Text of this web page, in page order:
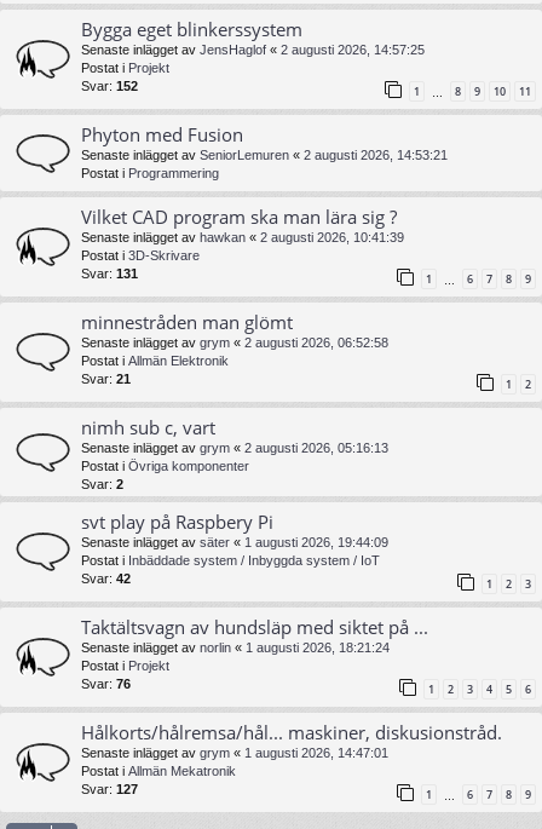
Bygga eget blinkerssystem
Senaste inlägget av JensHaglof « 2 augusti 2026, 14:57:25
Postat i Projekt
Svar: 152 1 8 9 10 11
Phyton med Fusion
Senaste inlägget av SeniorLemuren « 2 augusti 2026, 14:53:21
Postat i Programmering
Vilket CAD program ska man lära sig ?
Senaste inlägget av hawkan « 2 augusti 2026, 10:41:39
Postat i 3D-Skrivare
Svar: 131 1 … 6 7 8 9
minnestråden man glömt
Senaste inlägget av grym « 2 augusti 2026, 06:52:58
Postat i Allmän Elektronik
Svar: 21 1 2
nimh sub c, vart
Senaste inlägget av grym « 2 augusti 2026, 05:16:13
Postat i Övriga komponenter
Svar: 2
svt play på Raspbery Pi
Senaste inlägget av säter « 1 augusti 2026, 19:44:09
Postat i Inbäddade system / Inbyggda system / IoT
Svar: 42 1 2 3
Taktältsvagn av hundsläp med siktet på ...
Senaste inlägget av norlin « 1 augusti 2026, 18:21:24
Postat i Projekt
Svar: 76 1 2 3 4 5 6
Hålkorts/hålremsa/hål... maskiner, diskusionstråd.
Senaste inlägget av grym « 1 augusti 2026, 14:47:01
Postat i Allmän Mekatronik
Svar: 127 1 … 6 7 8 9